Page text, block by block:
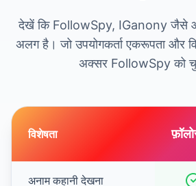
देखें कि FollowSpy, IGanony जैसे
अलग है। जो उपयोगकर्ता एकरूपता और
अक्सर FollowSpy को
विशेषता
अनाम कहानी देखना